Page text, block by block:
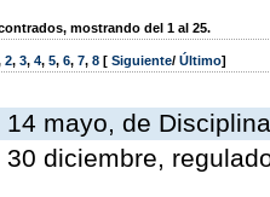
mostrando del 1 al 25.
2, 3, 4, 5, 6, 7, 8 [ Siguiente/ Último]
mayo, de
30 diciembre,